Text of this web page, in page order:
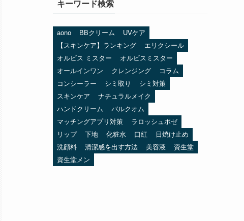
キーワード検索
aono BBクリーム
UVケア
【スキンケア】ランキング
エリクシール
オルビス ミスター
オルビスミスター
オールインワン
クレンジング
コラム
コンシーラー
シミ取り
シミ対策
スキンケア
ナチュラルメイク
ハンドクリーム
バルクオム
マッチングアプリ対策
ラロッシュポゼ
リップ
下地 化粧水 口紅
日焼け止め
洗顔料
清潔感を出す方法 美容液
資生堂
資生堂メン